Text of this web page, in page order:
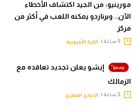
مورينيو: من الجيد اكتشاف الأخطاء
الآن.. وبرناردو يمكنه اللعب في أكثر من
مركز
الكرة الأوروبية
إيشو يعلن تجديد تعاقده مع
الزمالك
الدوري المصري